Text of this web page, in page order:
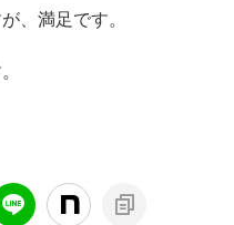
、満足です。